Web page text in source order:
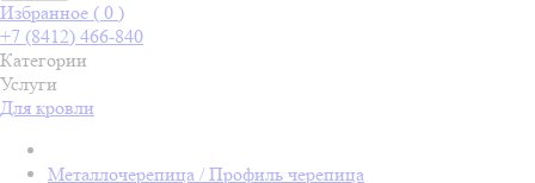
Избранное ( 0 )
+7 (8412) 466-840
Категории
Услуги
Для кровли
Металлочерепица / Профиль черепица